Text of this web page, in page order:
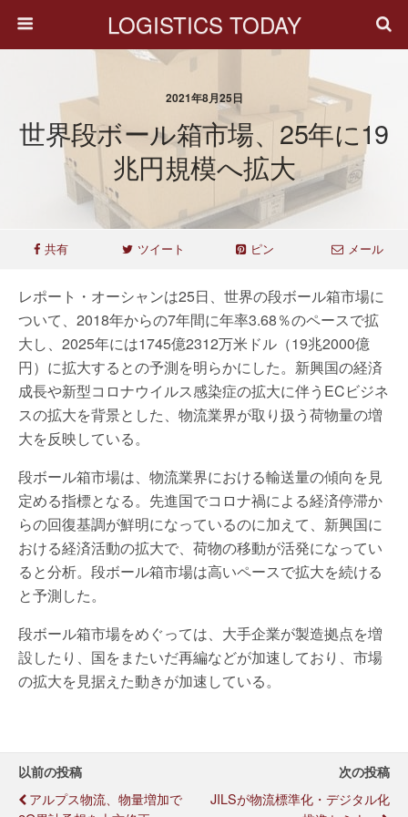
LOGISTICS TODAY
2021年8月25日
世界段ボール箱市場、25年に19
兆円規模へ拡大
共有 ツイート ピン メール
レポート・オーシャンは25日、世界の段ボール箱市場に
ついて、2018年からの7年間に年率3.68％のペースで拡
大し、2025年には1745億2312万米ドル（19兆2000億
円）に拡大するとの予測を明らかにした。新興国の経済
成長や新型コロナウイルス感染症の拡大に伴うECビジネ
スの拡大を背景とした、物流業界が取り扱う荷物量の増
大を反映している。
段ボール箱市場は、物流業界における輸送量の傾向を見
定める指標となる。先進国でコロナ禍による経済停滞か
らの回復基調が鮮明になっているのに加えて、新興国に
おける経済活動の拡大で、荷物の移動が活発になってい
ると分析。段ボール箱市場は高いペースで拡大を続ける
と予測した。
段ボール箱市場をめぐっては、大手企業が製造拠点を増
設したり、国をまたいだ再編などが加速しており、市場
の拡大を見据えた動きが加速している。
以前の投稿
アルプス物流、物量増加で
次の投稿
JILSが物流標準化・デジタル化